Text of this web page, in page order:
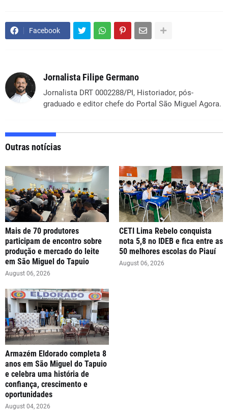
Facebook
Jornalista Filipe Germano
Jornalista DRT 0002288/PI, Historiador, pós-
graduado e editor chefe do Portal São Miguel Agora.
Outras notícias
Mais de 70 produtores
participam de encontro sobre
produção e mercado do leite
em São Miguel do Tapuio
August 06, 2026
CETI Lima Rebelo conquista
nota 5,8 no IDEB e fica entre as
50 melhores escolas do Piauí
August 06, 2026
Armazém Eldorado completa 8
anos em São Miguel do Tapuio
e celebra uma história de
confiança, crescimento e
oportunidades
August 04, 2026